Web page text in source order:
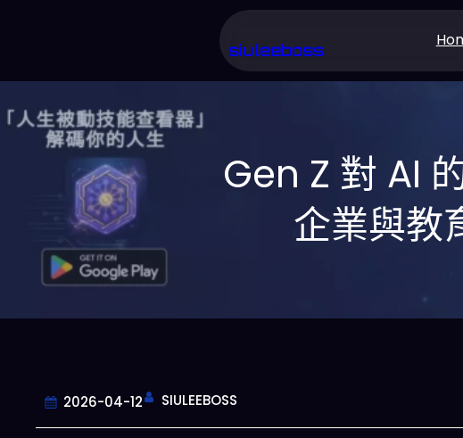
主
要
siuleeboss
Gen Z 對 AI
企業與教
2026-04-12 SIULEEBOSS